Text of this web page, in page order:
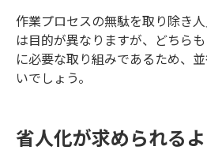
作業プロセスの無駄を取り除き
は目的が異なりますが、どちら
に必要な取り組みであるため、
いでしょう。
省人化が求められる